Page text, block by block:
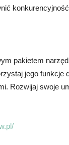
pakietem
jego funkcje
Rozwijaj swoje